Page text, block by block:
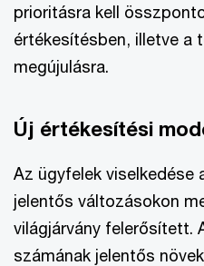
prioritásra kell
értékesítésben, illetve a
megújulásra.
Új értékesítési
Az ügyfelek viselkedése
jelentős változásokon
világjárvány felerősített.
számának jelentős